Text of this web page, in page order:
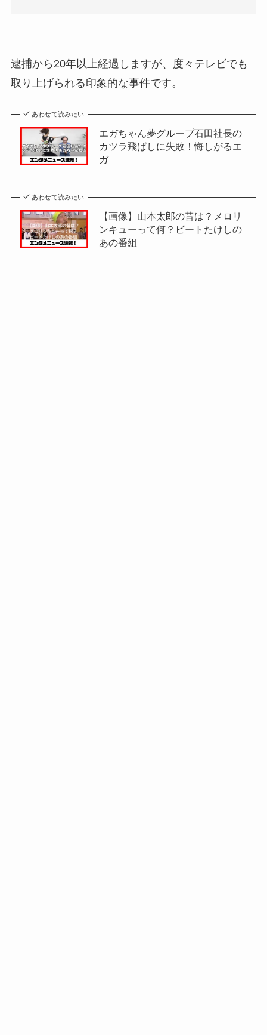
逮捕から20年以上経過しますが、度々テレビでも
取り上げられる印象的な事件です。
あわせて読みたい
エガちゃん夢グループ石田社長の
カツラ飛ばしに失敗！悔しがるエ
ガ
あわせて読みたい
【画像】山本太郎の昔は？メロリ
ンキューって何？ビートたけしの
あの番組